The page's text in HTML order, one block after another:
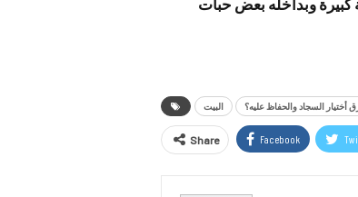
وبداخله بعض حبات
البيت أختيار السجاد والحفاظ عليه؟
Share Facebook